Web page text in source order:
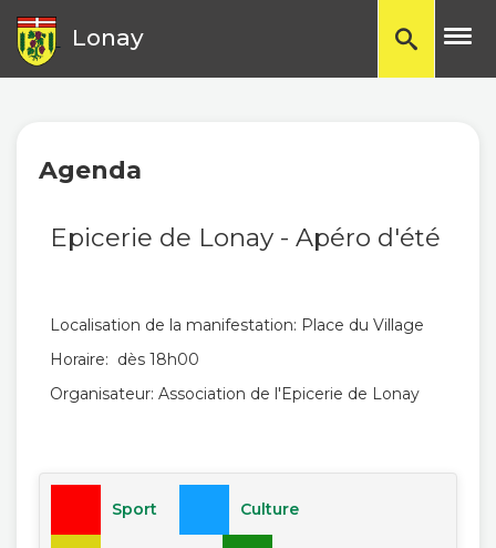
Lonay
Agenda
Epicerie de Lonay - Apéro d'été
Localisation de la manifestation: Place du Village
Horaire: dès 18h00
Organisateur: Association de l'Epicerie de Lonay
Sport Culture